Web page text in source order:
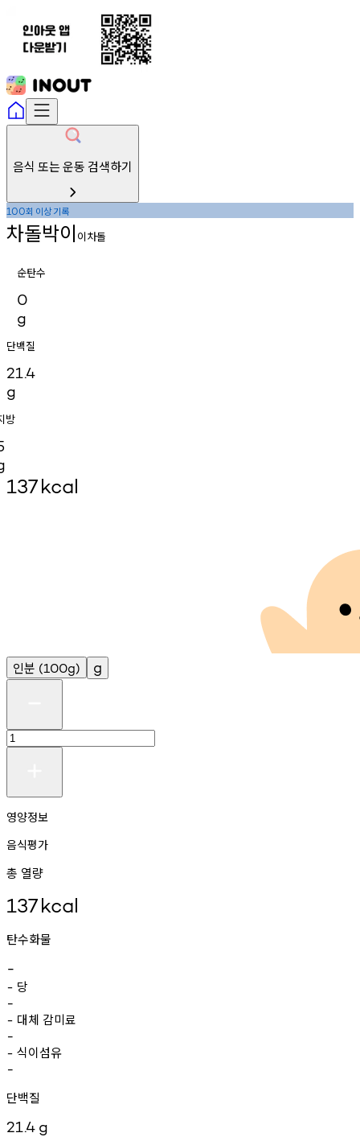
음식 또는 운동 검색하기
100회 이상기록
차돌박이 이차돌
순탄수
0
g
단백질
21.4
g
방
137kcal
인분 (100g) g
영양정보
음식평가
총 열량
137kcal
탄수화물
-
- 당
-
- 대체 감미료
-
- 식이섬유
-
단백질
21.4 g